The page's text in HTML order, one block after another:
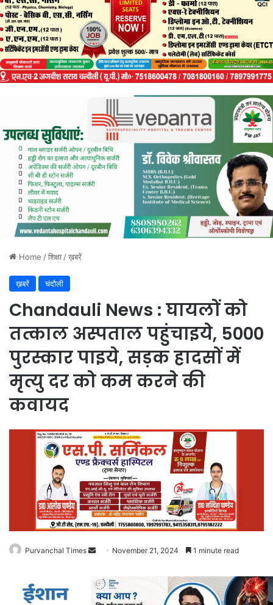
Home /शिक्षा /ख़बरें
ख़बरें चंदौली
Chandauli News : घायलों को
तत्काल अस्पताल पहुंचाइये, 5000
पुरस्कार पाइये, सड़क हादसों में
मृत्यु दर को कम करने की
कवायद
Purvanchal Times
Send
email
November 21, 2024 1 minute read